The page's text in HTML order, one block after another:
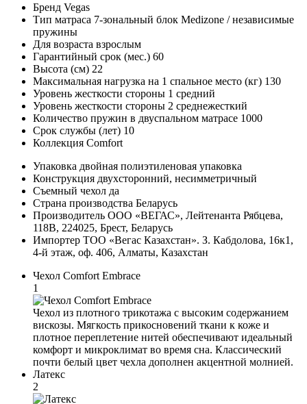
Бренд Vegas
Тип матраса 7-зональный блок Medizone / независимые
пружины
Для возраста взрослым
Гарантийный срок (мес.) 60
Высота (см) 22
Максимальная нагрузка на 1 спальное место (кг) 130
Уровень жесткости стороны 1 средний
Уровень жесткости стороны 2 среднежесткий
Количество пружин в двуспальном матрасе 1000
Срок службы (лет) 10
Коллекция Comfort
Упаковка двойная полиэтиленовая упаковка
Конструкция двухсторонний, несимметричный
Съемный чехол да
Страна производства Беларусь
Производитель ООО «ВЕГАС», Лейтенанта Рябцева,
118В, 224025, Брест, Беларусь
Импортер ТОО «Вегас Казахстан». З. Кабдолова, 16к1,
4-й этаж, оф. 406, Алматы, Казахстан
Чехол Comfort Embrace
1
Чехол из плотного трикотажа с высоким содержанием
вискозы. Мягкость прикосновений ткани к коже и
плотное переплетение нитей обеспечивают идеальный
комфорт и микроклимат во время сна. Классический
почти белый цвет чехла дополнен акцентной молнией.
Латекс
2